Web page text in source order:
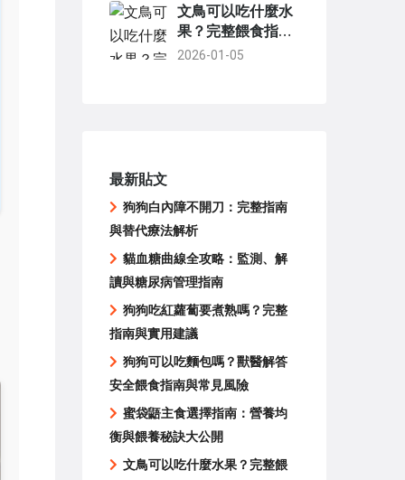
文鳥可以吃什麼水
果？完整餵食指南
與注意事項
2026-01-05
最新貼文
狗狗白內障不開刀：完整指南
與替代療法解析
貓血糖曲線全攻略：監測、解
讀與糖尿病管理指南
狗狗吃紅蘿蔔要煮熟嗎？完整
指南與實用建議
狗狗可以吃麵包嗎？獸醫解答
安全餵食指南與常見風險
蜜袋鼯主食選擇指南：營養均
衡與餵養秘訣大公開
文鳥可以吃什麼水果？完整餵